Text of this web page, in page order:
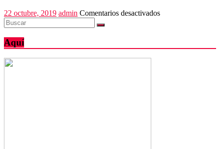
orden
22 octubre, 2019 admin Comentarios desactivadosen
inclusivo
Aquí